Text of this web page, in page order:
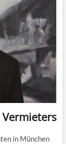
in München